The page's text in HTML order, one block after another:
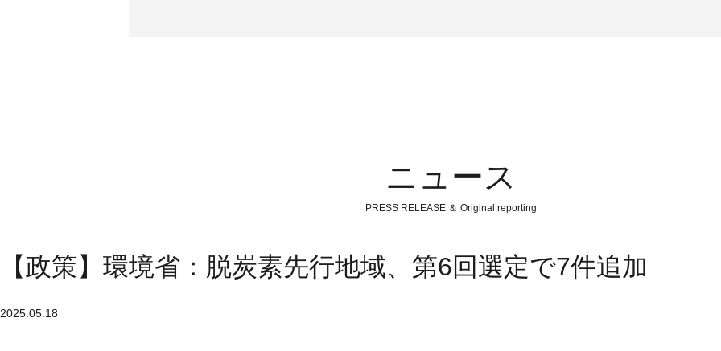
ニュース
PRESS RELEASE ＆ Original reporting
【政策】環境省：脱炭素先行地域、第6回選定で7件追加
2025.05.18